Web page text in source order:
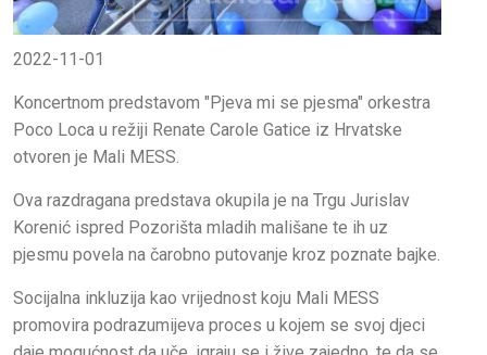
2022-11-01
Koncertnom predstavom "Pjeva mi se pjesma" orkestra
Poco Loca u režiji Renate Carole Gatice iz Hrvatske
otvoren je Mali MESS.
Ova razdragana predstava okupila je na Trgu Jurislav
Korenić ispred Pozorišta mladih mališane te ih uz
pjesmu povela na čarobno putovanje kroz poznate bajke.
Socijalna inkluzija kao vrijednost koju Mali MESS
promovira podrazumijeva proces u kojem se svoj djeci